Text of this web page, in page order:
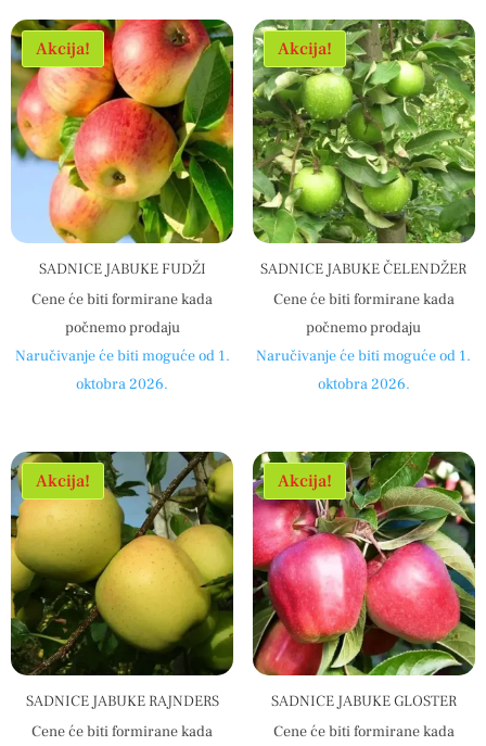
Akcija!
SADNICE JABUKE FUDŽI
Cene će biti formirane kada
počnemo prodaju
Naručivanje će biti moguće od 1.
oktobra 2026.
Akcija!
SADNICE JABUKE ČELENDŽER
Cene će biti formirane kada
počnemo prodaju
Naručivanje će biti moguće od 1.
oktobra 2026.
Akcija!
SADNICE JABUKE RAJNDERS
Cene će biti formirane kada
Akcija!
SADNICE JABUKE GLOSTER
Cene će biti formirane kada